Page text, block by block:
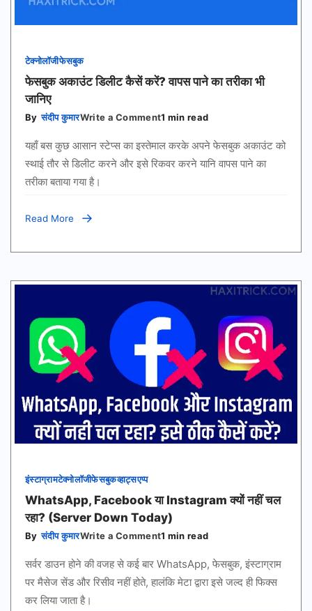
टेक्नोलॉजीफेसबुक
फेसबुक अकाउंट डिलीट कैसें करें? वापस पाने का तरीका भी
जानिए
By संदीप कुमारWrite a Commenton
अकाउंट
डिलीट
कैसें
1 min read
यहाँ बस कुछ आसान स्टेप्स का इस्तेमाल करके अपने फेसबुक अकाउंट को
स्थाई तौर से डिलीट करने और इसे रिकवर करने यानि वापस पाने का
तरीका बताया गया है।
Read More
इंस्टाग्रामटेक्नोलॉजीफेसबुकव्हाट्सएप्प
WhatsApp, Facebook या Instagram क्यों नहीं चल
रहा? (Server Down Today)
By संदीप कुमारWrite a Commenton
Facebook
या
Instagram
1 min read
सर्वर डाउन होने की वजह से कई बार WhatsApp, फेसबुक, इंस्टाग्राम
पर मैसेज सेंड और रिसीव नहीं होते, हालंकि मेटा द्वारा इसे जल्द ही फिक्स
कर लिया जाता है।